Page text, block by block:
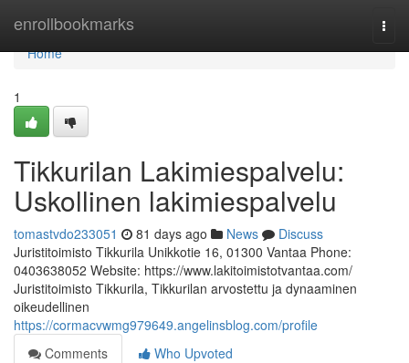
enrollbookmarks
Home
Home
1
Tikkurilan Lakimiespalvelu:
Uskollinen lakimiespalvelu
tomastvdo233051 81 days ago News
Discuss
Juristitoimisto Tikkurila Unikkotie 16, 01300 Vantaa Phone:
0403638052 Website: https://www.lakitoimistotvantaa.com/
Juristitoimisto Tikkurila, Tikkurilan arvostettu ja dynaaminen
oikeudellinen
https://cormacvwmg979649.angelinsblog.com/profile
Comments
Who Upvoted